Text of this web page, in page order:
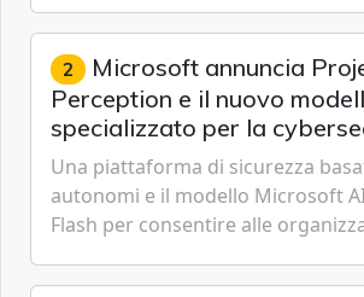
Cybersecurity.
2 Microsoft annuncia
Perception e il nuovo
specializzato per la
Una piattaforma di sicurezza
autonomi e il modello Microsoft
Flash per consentire alle
gestione continua del rischio.